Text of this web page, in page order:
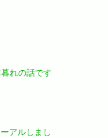
れの話です
アルしまし